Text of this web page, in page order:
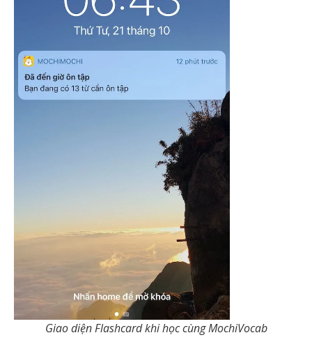
Giao diện Flashcard khi học cùng MochiVocab